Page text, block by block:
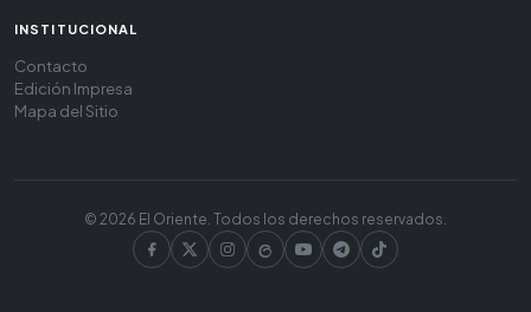
INSTITUCIONAL
Contacto
Edición Impresa
Mapa del Sitio
© 2026 El Oriente. Todos los derechos reservados.